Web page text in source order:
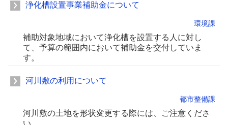
浄化槽設置事業補助金について
環境課
補助対象地域において浄化槽を設置する人に対し
て、予算の範囲内において補助金を交付していま
す。
河川敷の利用について
都市整備課
河川敷の土地を形状変更する際には、ご注意くださ
い。